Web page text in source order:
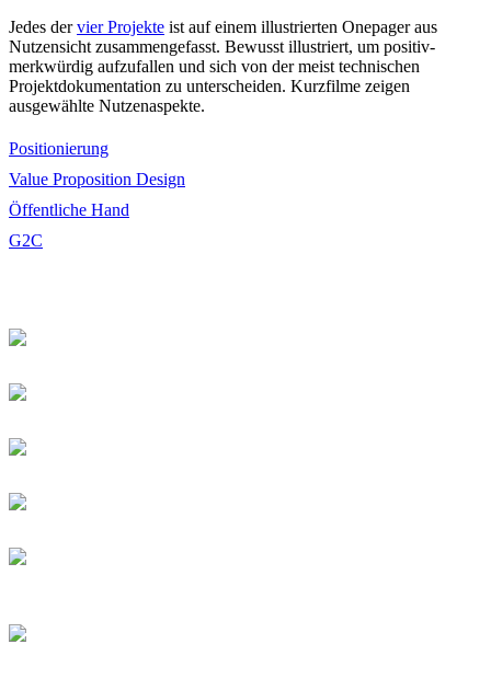
Jedes dervier Projekte ist auf einem illustrierten Onepager aus
Nutzensicht zusammengefasst. Bewusst illustriert, um positiv-
merkwürdig aufzufallen und sich von der meist technischen
Projektdokumentation zu unterscheiden. Kurzfilme zeigen
ausgewählte Nutzenaspekte.
Positionierung
Value Proposition Design
Öffentliche Hand
G2C